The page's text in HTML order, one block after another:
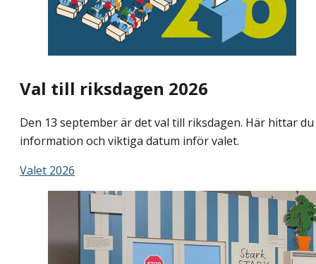
Val till riksdagen 2026
Den 13 september är det val till riksdagen. Här hittar du
information och viktiga datum inför valet.
Valet 2026